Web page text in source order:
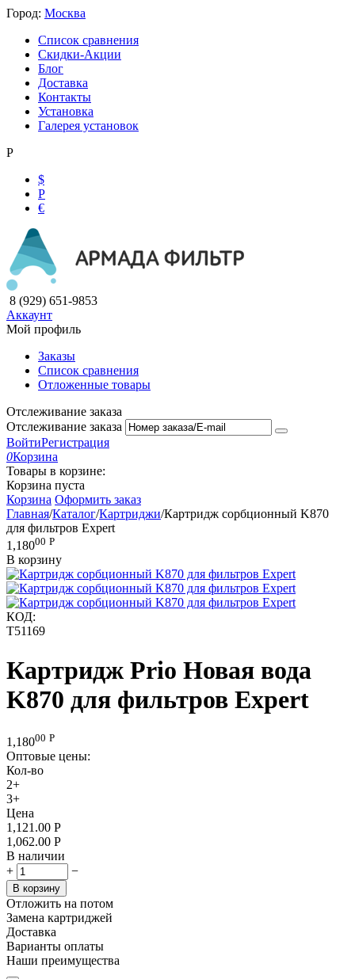
Город: Москва
Список сравнения
Скидки-Акции
Блог
Доставка
Контакты
Установка
Галерея установок
Р
$
Р
€
8 (929) 651-9853
Аккаунт
Мой профиль
Заказы
Список сравнения
Отложенные товары
Отслеживание заказа
Отслеживание заказа
ВойтиРегистрация
0Корзина
Товары в корзине:
Корзина пуста
Корзина Оформить заказ
Главная/Каталог/Картриджи/Картридж сорбционный K870
для фильтров Expert
1,18000 Р
В корзину
КОД:
T51169
Картридж Prio Новая вода
K870 для фильтров Expert
1,18000 Р
Оптовые цены:
Кол-во
2+
3+
Цена
1,121.00 Р
1,062.00 Р
В наличии
+
−
В корзину
Отложить на потом
Замена картриджей
Доставка
Варианты оплаты
Наши преимущества